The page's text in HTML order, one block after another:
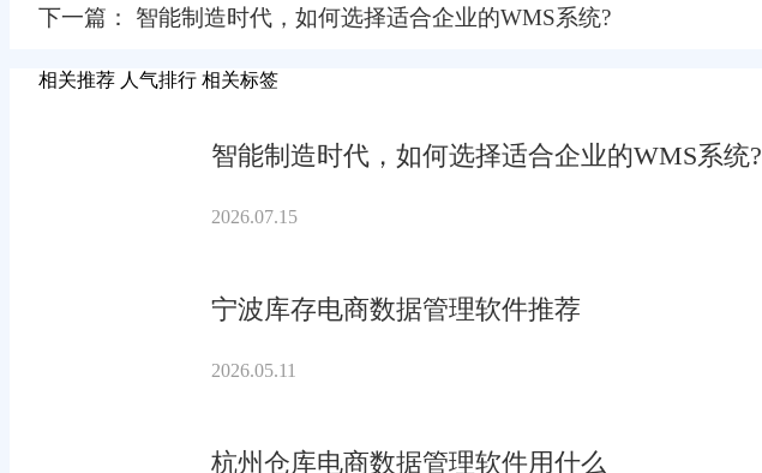
下一篇： 智能制造时代，如何选择适合企业的WMS系统?
相关推荐 人气排行 相关标签
智能制造时代，如何选择适合企业的WMS系统?
2026.07.15
宁波库存电商数据管理软件推荐
2026.05.11
杭州仓库电商数据管理软件用什么